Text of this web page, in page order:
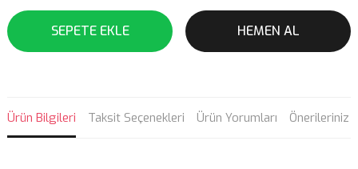
SEPETE EKLE HEMEN AL
Ürün Bilgileri Taksit Seçenekleri Ürün Yorumları Önerileriniz